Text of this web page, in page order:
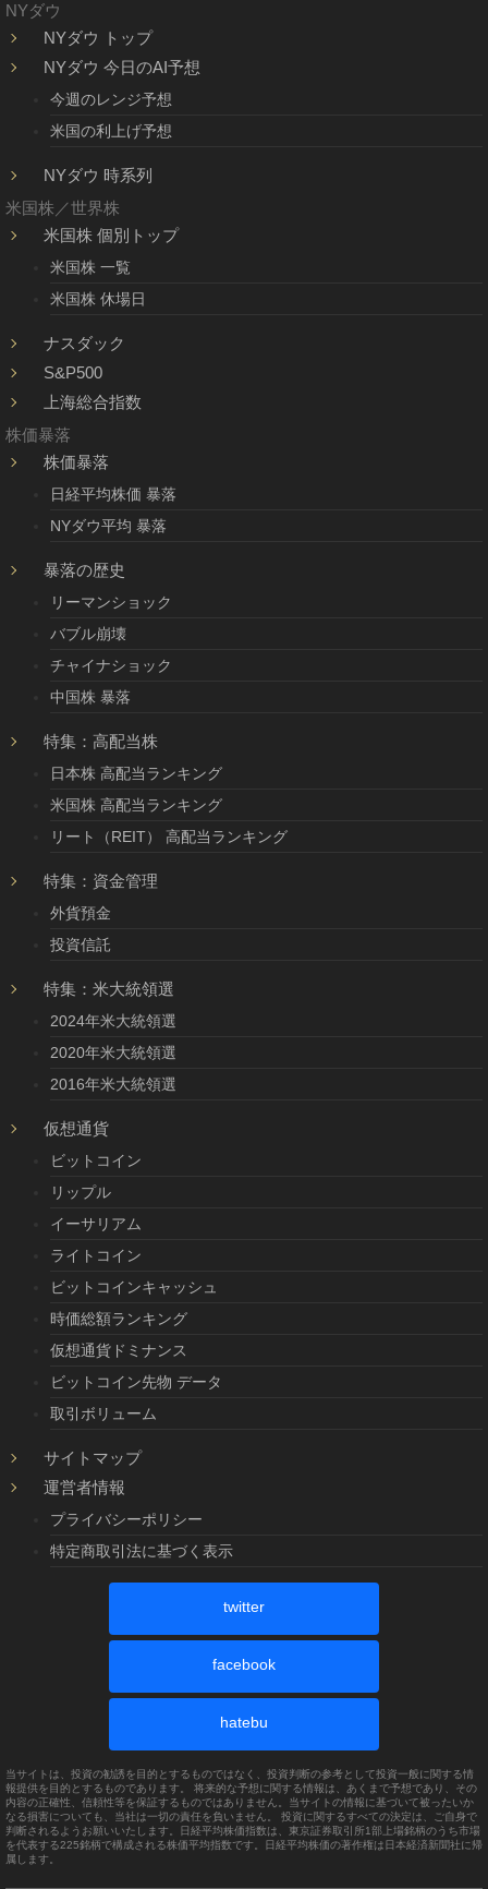
NYダウ
NYダウ トップ
NYダウ 今日のAI予想
今週のレンジ予想
米国の利上げ予想
NYダウ 時系列
米国株／世界株
米国株 個別トップ
米国株 一覧
米国株 休場日
ナスダック
S&P500
上海総合指数
株価暴落
株価暴落
日経平均株価 暴落
NYダウ平均 暴落
暴落の歴史
リーマンショック
バブル崩壊
チャイナショック
中国株 暴落
特集：高配当株
日本株 高配当ランキング
米国株 高配当ランキング
リート（REIT） 高配当ランキング
特集：資金管理
外貨預金
投資信託
特集：米大統領選
2024年米大統領選
2020年米大統領選
2016年米大統領選
仮想通貨
ビットコイン
リップル
イーサリアム
ライトコイン
ビットコインキャッシュ
時価総額ランキング
仮想通貨ドミナンス
ビットコイン先物 データ
取引ボリューム
サイトマップ
運営者情報
プライバシーポリシー
特定商取引法に基づく表示
twitter
facebook
hatebu
当サイトは、投資の勧誘を目的とするものではなく、投資判断の参考として投資一般に関する情
報提供を目的とするものであります。 将来的な予想に関する情報は、あくまで予想であり、その
内容の正確性、信頼性等を保証するものではありません。当サイトの情報に基づいて被ったいか
なる損害についても、当社は一切の責任を負いません。 投資に関するすべての決定は、ご自身で
判断されるようお願いいたします。日経平均株価指数は、東京証券取引所1部上場銘柄のうち市場
を代表する225銘柄で構成される株価平均指数です。日経平均株価の著作権は日本経済新聞社に帰
属します。